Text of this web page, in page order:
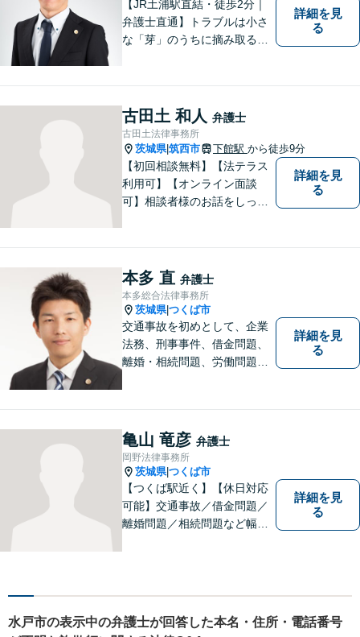
【JR土浦駅直結・徒歩2分｜
弁護士直通】トラブルは小さ
な「芽」のうちに摘み取るこ
詳細を見
る
古田土 和人 弁護士
古田土法律事務所
茨城県|筑西市 下館駅 から徒歩9分
【初回相談無料】【法テラス
利用可】【オンライン面談
可】相談者様のお話をしっか
詳細を見
る
本多 直 弁護士
本多総合法律事務所
茨城県|つくば市
交通事故を初めとして、企業
法務、刑事事件、借金問題、
離婚・相続問題、労働問題そ
結果をご提供できるよう、誠
実・迅速・丁寧な事件処理を
心掛けています。
詳細を見
る
亀山 竜彦 弁護士
岡野法律事務所
茨城県|つくば市
【つくば駅近く】【休日対応
可能】交通事故／借金問題／
離婚問題／相続問題など幅広
実現するために精一杯努力い
ださい。
詳細を見
る
水戸市の表示中の弁護士が回答した本名・住所・電話番号